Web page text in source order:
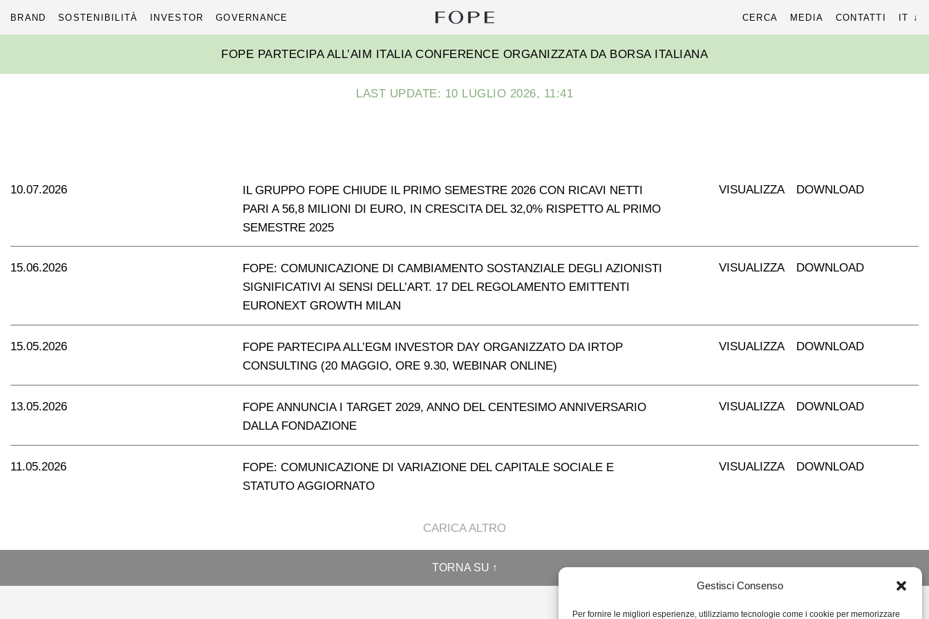
Gestisci Consenso
Per fornire le migliori esperienze, utilizziamo tecnologie come i cookie per memorizzare
BRAND SOSTENIBILITÀ INVESTOR GOVERNANCE
Fope
Group
per:
CERCA MEDIA CONTATTI IT
FOPE PARTECIPA ALL’AIM ITALIA CONFERENCE ORGANIZZATA DA BORSA ITALIANA
LAST UPDATE: 10 LUGLIO 2026, 11:41
10.07.2026
IL GRUPPO FOPE CHIUDE IL PRIMO SEMESTRE 2026 CON RICAVI NETTI
PARI A 56,8 MILIONI DI EURO, IN CRESCITA DEL 32,0% RISPETTO AL PRIMO
SEMESTRE 2025
VISUALIZZA DOWNLOAD
15.06.2026
FOPE: COMUNICAZIONE DI CAMBIAMENTO SOSTANZIALE DEGLI AZIONISTI
SIGNIFICATIVI AI SENSI DELL’ART. 17 DEL REGOLAMENTO EMITTENTI
EURONEXT GROWTH MILAN
VISUALIZZA DOWNLOAD
15.05.2026
FOPE PARTECIPA ALL’EGM INVESTOR DAY ORGANIZZATO DA IRTOP
CONSULTING (20 MAGGIO, ORE 9.30, WEBINAR ONLINE)
VISUALIZZA DOWNLOAD
13.05.2026
FOPE ANNUNCIA I TARGET 2029, ANNO DEL CENTESIMO ANNIVERSARIO
DALLA FONDAZIONE
VISUALIZZA DOWNLOAD
11.05.2026
FOPE: COMUNICAZIONE DI VARIAZIONE DEL CAPITALE SOCIALE E
STATUTO AGGIORNATO
VISUALIZZA DOWNLOAD
CARICA ALTRO
TORNA SU ↑